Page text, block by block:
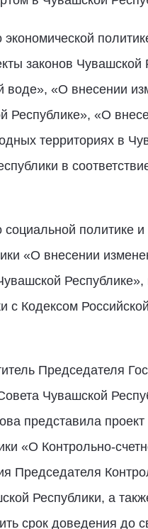
законов Чувашской
«О внесении
Республике», «О
территориях в
в
социальной политике
«О внесении
Республике»,
с Кодексом
Председателя
Чувашской
представила проект
«О Контрольно-
Председателя
Республики, а
срок доведения до